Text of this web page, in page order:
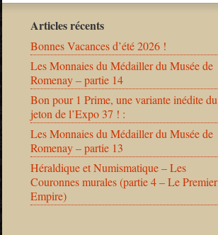
Articles récents
Bonnes Vacances d’été 2026 !
Les Monnaies du Médailler du Musée de
Romenay – partie 14
Bon pour 1 Prime, une variante inédite du
jeton de l’Expo 37 ! :
Les Monnaies du Médailler du Musée de
Romenay – partie 13
Héraldique et Numismatique – Les
Couronnes murales (partie 4 – Le Premier
Empire)